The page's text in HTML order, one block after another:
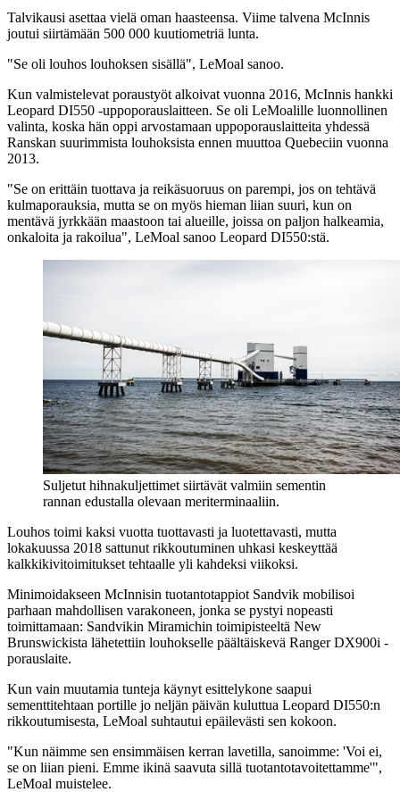
Talvikausi asettaa vielä oman haasteensa. Viime talvena McInnis
joutui siirtämään 500 000 kuutiometriä lunta.
"Se oli louhos louhoksen sisällä", LeMoal sanoo.
Kun valmistelevat poraustyöt alkoivat vuonna 2016, McInnis hankki
Leopard DI550 -uppoporauslaitteen. Se oli LeMoalille luonnollinen
valinta, koska hän oppi arvostamaan uppoporauslaitteita yhdessä
Ranskan suurimmista louhoksista ennen muuttoa Quebeciin vuonna
2013.
"Se on erittäin tuottava ja reikäsuoruus on parempi, jos on tehtävä
kulmaporauksia, mutta se on myös hieman liian suuri, kun on
mentävä jyrkkään maastoon tai alueille, joissa on paljon halkeamia,
onkaloita ja rakoilua", LeMoal sanoo Leopard DI550:stä.
Suljetut hihnakuljettimet siirtävät valmiin sementin
rannan edustalla olevaan meriterminaaliin.
Louhos toimi kaksi vuotta tuottavasti ja luotettavasti, mutta
lokakuussa 2018 sattunut rikkoutuminen uhkasi keskeyttää
kalkkikivitoimitukset tehtaalle yli kahdeksi viikoksi.
Minimoidakseen McInnisin tuotantotappiot Sandvik mobilisoi
parhaan mahdollisen varakoneen, jonka se pystyi nopeasti
toimittamaan: Sandvikin Miramichin toimipisteeltä New
Brunswickista lähetettiin louhokselle päältäiskevä Ranger DX900i -
porauslaite.
Kun vain muutamia tunteja käynyt esittelykone saapui
sementtitehtaan portille jo neljän päivän kuluttua Leopard DI550:n
rikkoutumisesta, LeMoal suhtautui epäilevästi sen kokoon.
"Kun näimme sen ensimmäisen kerran lavetilla, sanoimme: 'Voi ei,
se on liian pieni. Emme ikinä saavuta sillä tuotantotavoitettamme'",
LeMoal muistelee.